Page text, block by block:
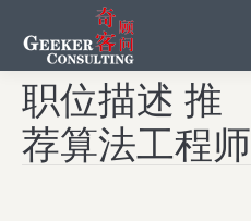
职位描述 推
荐算法工程师